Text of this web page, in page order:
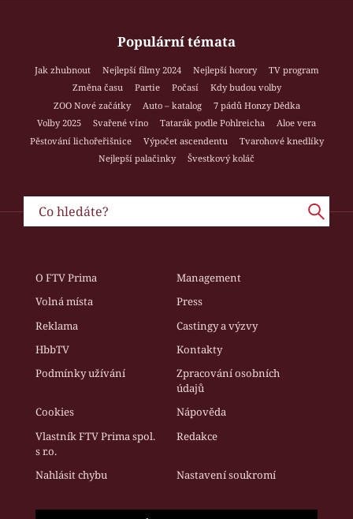
Populární témata
Jak zhubnout Nejlepší filmy 2024 Nejlepší horory
TV program
Změna času
Partie Počasí
Kdy budou volby
ZOO Nové začátky
Auto – katalog
7 pádů Honzy Dědka
Volby 2025
Svařené víno Tatarák podle Pohlreicha
Aloe vera
Pěstování lichořeřišnice
Výpočet ascendentu
Tvarohové knedlíky
Nejlepší palačinky
Švestkový koláč
O FTV Prima
Management
Volná místa
Press
Reklama
Castingy a výzvy
HbbTV
Kontakty
Podmínky užívání
Zpracování osobních
údajů
Cookies
Nápověda
Vlastník FTV Prima spol.
s r.o.
Redakce
Nahlásit chybu Nastavení soukromí